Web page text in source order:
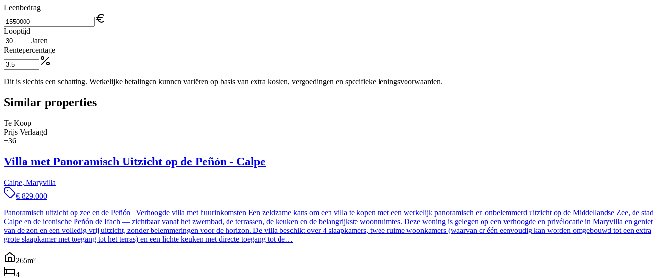
Leenbedrag
Looptijd
Jaren
Rentepercentage
Dit is slechts een schatting. Werkelijke betalingen kunnen variëren op basis van extra kosten, vergoedingen en specifieke leningsvoorwaarden.
Similar properties
Te Koop
Prijs Verlaagd
+36
Villa met Panoramisch Uitzicht op de Peñón - Calpe
Calpe, Maryvilla
€ 829.000
Panoramisch uitzicht op zee en de Peñón | Verhoogde villa met huurinkomsten Een zeldzame kans om een villa te kopen met een werkelijk panoramisch en onbelemmerd uitzicht op de Middellandse Zee, de stad
Calpe en de iconische Peñón de Ifach — zichtbaar vanaf het zwembad, de terrassen, de keuken en de belangrijkste woonruimtes. Deze woning is gelegen op een verhoogde en privélocatie in Maryvilla en geniet
van de zon en een volledig vrij uitzicht, zonder belemmeringen voor de horizon. De villa beschikt over 4 slaapkamers, twee ruime woonkamers (waarvan er één eenvoudig kan worden omgebouwd tot een extra
grote slaapkamer met toegang tot het terras) en een lichte keuken met directe toegang tot de…
265m²
4